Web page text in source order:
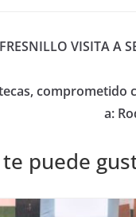
VISITA A
comprometido
a:
puede